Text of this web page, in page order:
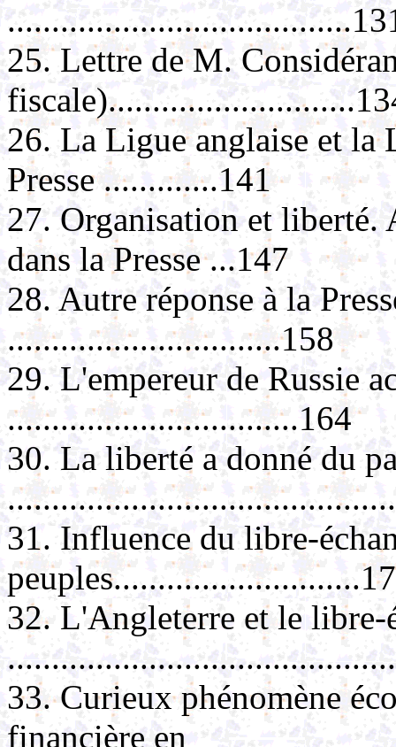
25. Lettre de M.
26. La Ligue anglaise et la
Presse .............141
27. Organisation et liberté.
dans la Presse ...147
28. Autre réponse à la
...............................158
29. L'empereur de Russie
.................................164
30. La liberté a donné du
31. Influence du libre-
32. L'Angleterre et le libre-
33. Curieux phénomène
financière en